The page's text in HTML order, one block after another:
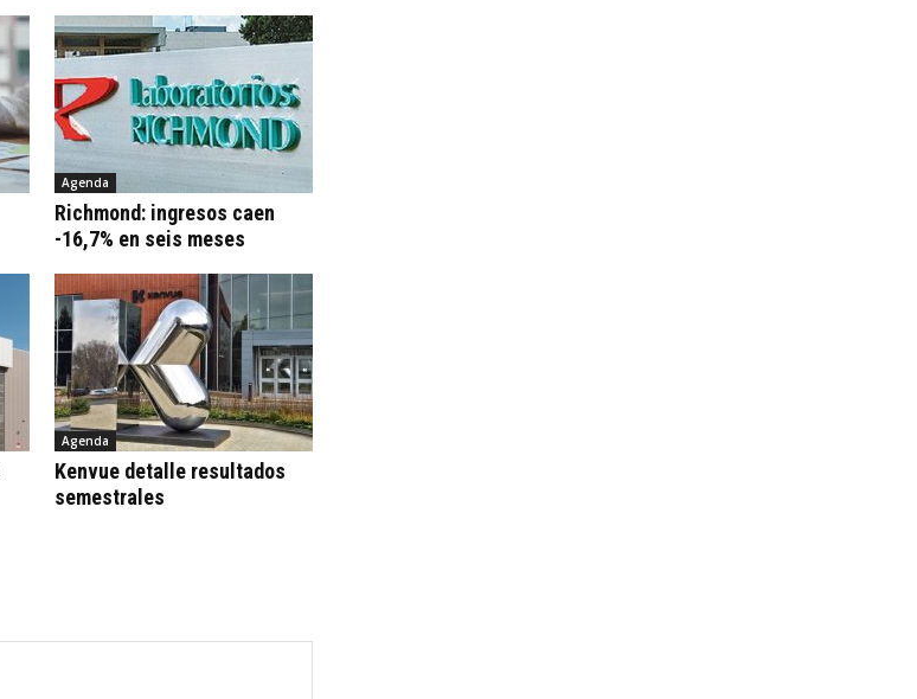
Agenda
Richmond: ingresos caen
-16,7% en seis meses
Agenda
Kenvue detalle resultados
semestrales